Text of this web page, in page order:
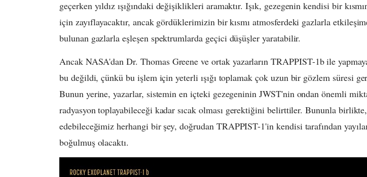
geçerken yıldız ışığındaki değişiklikleri aramaktır. Işık, gezegenin kendisi bir
için zayıflayacaktır, ancak gördüklerimizin bir kısmı atmosferdeki gazlarla
bulunan gazlarla eşleşen spektrumlarda geçici düşüşler yaratabilir.
Ancak NASA'dan Dr. Thomas Greene ve ortak yazarların TRAPPIST-1b ile
bu değildi, çünkü bu işlem için yeterli ışığı toplamak çok uzun bir gözlem süresi
Bunun yerine, yazarlar, sistemin en içteki gezegeninin JWST'nin ondan önemli
radyasyon toplayabileceği kadar sıcak olması gerektiğini belirttiler. Bununla
edebileceğimiz herhangi bir şey, doğrudan TRAPPIST-1'in kendisi tarafından
boğulmuş olacaktı.